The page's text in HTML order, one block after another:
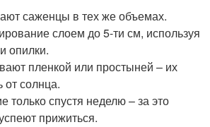
саженцы в тех же объемах.
слоем до 5-ти см, используя
опилки.
пленкой или простыней – их
от солнца.
только спустя неделю – за это
прижиться.